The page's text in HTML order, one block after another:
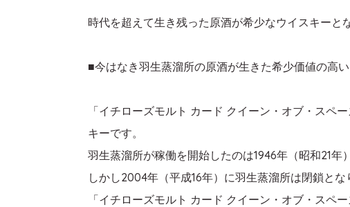
時代を超えて生き残った原酒が希少なウイスキーと
■今はなき羽生蒸溜所の原酒が生きた希少価値の高
「イチローズモルト カード クイーン・オブ・スペ
キーです。
羽生蒸溜所が稼働を開始したのは1946年（昭和21
しかし2004年（平成16年）に羽生蒸溜所は閉鎖と
「イチローズモルト カード クイーン・オブ・スペ